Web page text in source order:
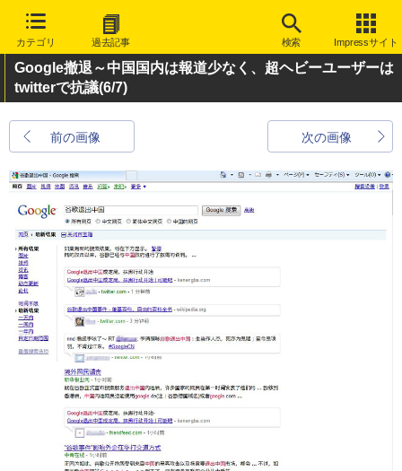
カテゴリ 過去記事 検索 Impressサイト
Google撤退～中国国内は報道少なく、超ヘビーユーザーは
twitterで抗議(6/7)
前の画像 次の画像